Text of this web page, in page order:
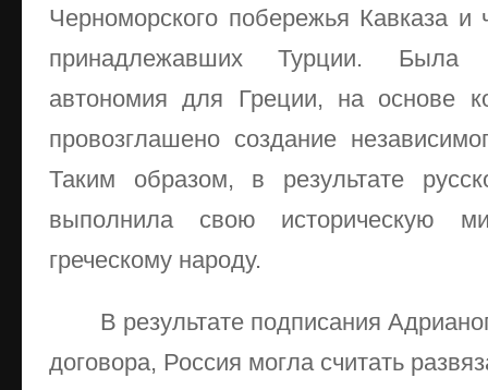
Черноморского побережья Кавказа и
принадлежавших Турции. Была
автономия для Греции, на основе
провозглашено создание
Таким образом, в результате
выполнила свою историческую
греческому народу.
В результате подписания
договора, Россия могла считать